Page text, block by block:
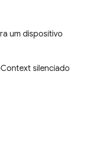
um dispositivo
silenciado